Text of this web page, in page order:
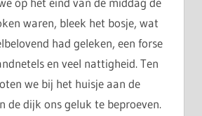
waren, bleek het bosje, wat
had geleken, een forse
en veel nattigheid. Ten
we bij het huisje aan de
de dijk ons geluk te beproeven.